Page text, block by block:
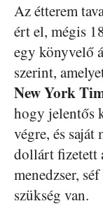
Az étterem
ért el, mégis
egy könyvelő
szerint,
New York
hogy jelentős
végre, és
dollárt fizetett
menedzser,
szükség van.